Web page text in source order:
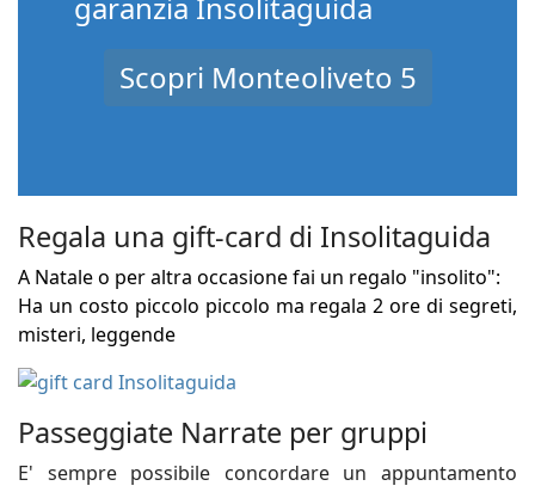
garanzia Insolitaguida
Scopri Monteoliveto 5
Regala una gift-card di Insolitaguida
A Natale o per altra occasione fai un regalo "insolito":
Ha un costo piccolo piccolo ma regala 2 ore di segreti,
misteri, leggende
Passeggiate Narrate per gruppi
E' sempre possibile concordare un appuntamento